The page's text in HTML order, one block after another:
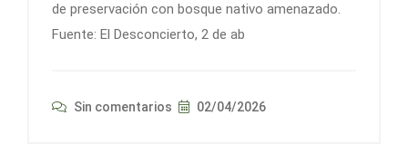
de preservación con bosque nativo amenazado.
Fuente: El Desconcierto, 2 de ab
Sin comentarios 02/04/2026